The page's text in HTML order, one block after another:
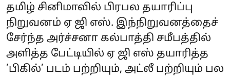
தமிழ் சினிமாவில் பிரபல தயாரிப்பு
நிறுவனம் ஏ ஜி எஸ். இந்நிறுவனத்தைச்
சேர்ந்த அர்ச்சனா கல்பாத்தி சமீபத்தில்
அளித்த பேட்டியில் ஏ ஜி எஸ் தயாரித்த
’பிகில்’ படம் பற்றியும், அட்லீ பற்றியும் பல